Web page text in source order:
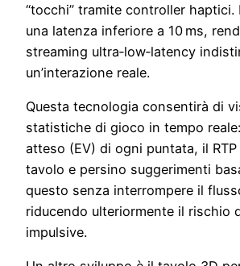
“tocchi” tramite controller haptici.
una latenza inferiore a 10 ms,
streaming ultra‑low‑latency
un’interazione reale.
Questa tecnologia consentirà di
statistiche di gioco in tempo
atteso (EV) di ogni puntata, il
tavolo e persino suggerimenti
questo senza interrompere il
riducendo ulteriormente il rischio
impulsive.